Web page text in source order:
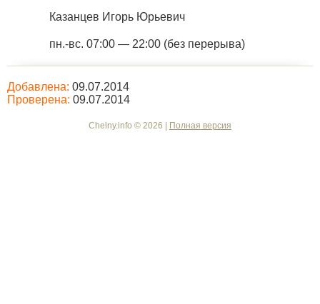
Казанцев Игорь Юрьевич
пн.-вс. 07:00 — 22:00 (без перерыва)
Добавлена: 09.07.2014
Проверена: 09.07.2014
Chelny.info © 2026 | Полная версия